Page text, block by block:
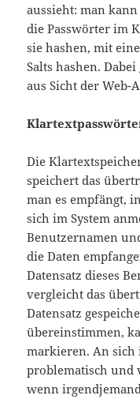
aussieht: man
die Passwörter im
sie hashen, mit
Salts hashen.
aus Sicht der
Die
speichert das
man es empfängt,
sich im System
Benutzernamen
die Daten
Datensatz dieses
vergleicht das
Datensatz
übereinstimmen,
markieren. An sich
problematisch und
wenn